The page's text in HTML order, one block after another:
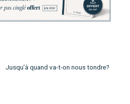
Jusqu’à quand va-t-on nous tondre?